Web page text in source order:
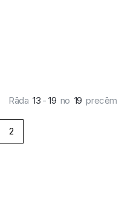
Rāda 13 - 19 no 19 precēm
2